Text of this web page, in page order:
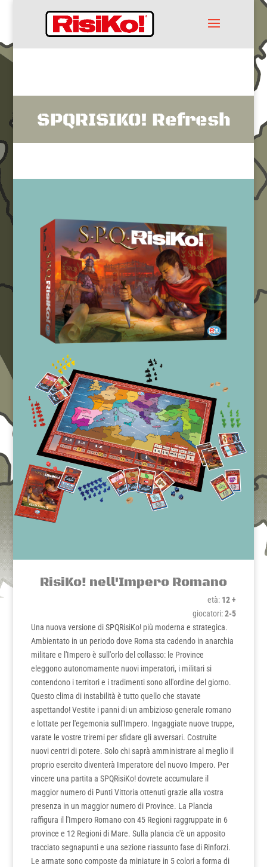
SPQRISIKO! Refresh
RisiKo! nell'Impero Romano
età: 12 +
giocatori:2-5
Una nuova versione di SPQRisiKo! più moderna e strategica.
Ambientato in un periodo dove Roma sta cadendo in anarchia
militare e l'Impero è sull'orlo del collasso: le Province
eleggono autonomamente nuovi imperatori, i militari si
contendono i territori e i tradimenti sono all'ordine del giorno.
Questo clima di instabilità è tutto quello che stavate
aspettando! Vestite i panni di un ambizioso generale romano
e lottate per l'egemonia sull'Impero. Ingaggiate nuove truppe,
varate le vostre triremi per sfidare gli avversari. Costruite
nuovi centri di potere. Solo chi saprà amministrare al meglio il
proprio esercito diventerà Imperatore del nuovo Impero. Per
vincere una partita a SPQRisiKo! dovrete accumulare il
maggior numero di Punti Vittoria ottenuti grazie alla vostra
presenza in un maggior numero di Province. La Plancia
raffigura il l'Impero Romano con 45 Regioni raggruppate in 6
province e 12 Regioni di Mare. Sulla plancia c'è un apposito
tracciato segnapunti e una sezione riassunto fase di Rinforzi.
Le armate sono composte da miniature in 5 colori a forma di